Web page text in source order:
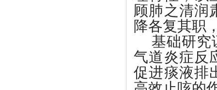
顾肺之清润
降各复其职
基础研究
气道炎症反
促进痰液排